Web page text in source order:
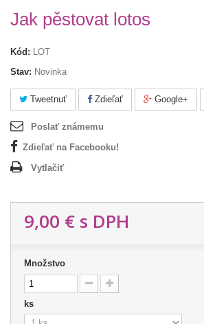
Jak pěstovat lotos
Kód: LOT
Stav: Novinka
Tweetnuť Zdieľať Google+
Poslať známemu
Zdieľať na Facebooku!
Vytlačiť
9,00 € s DPH
Množstvo
ks